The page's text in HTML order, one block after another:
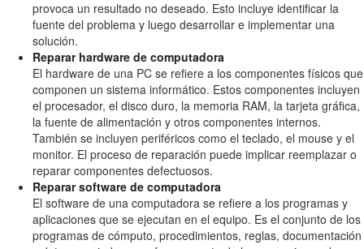
provoca un resultado no deseado. Esto incluye identificar la
fuente del problema y luego desarrollar e implementar una
solución.
Reparar hardware de computadora
El hardware de una PC se refiere a los componentes físicos que
componen un sistema informático. Estos componentes incluyen
el procesador, el disco duro, la memoria RAM, la tarjeta gráfica,
la fuente de alimentación y otros componentes internos.
También se incluyen periféricos como el teclado, el mouse y el
monitor. El proceso de reparación puede implicar reemplazar o
reparar componentes defectuosos.
Reparar software de computadora
El software de una computadora se refiere a los programas y
aplicaciones que se ejecutan en el equipo. Es el conjunto de los
programas de cómputo, procedimientos, reglas, documentación